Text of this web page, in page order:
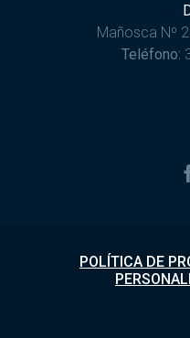
Mañosca Nº
Teléfono:
POLÍTICA DE